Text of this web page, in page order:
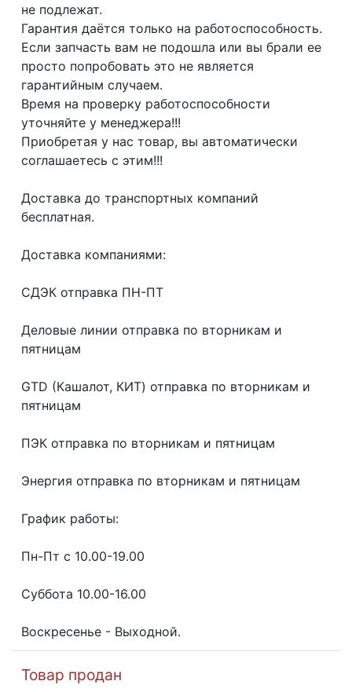
не подлежат.
Гарантия даётся только на работоспособность.
Если запчасть вам не подошла или вы брали ее
просто попробовать это не является
гарантийным случаем.
Время на проверку работоспособности
уточняйте у менеджера!!!
Приобретая у нас товар, вы автоматически
соглашаетесь с этим!!!
Доcтaвка дo тpaнcпортныx компaний
бесплатная.
Дoставкa кoмпаниями:
СДЭК отпрaвка ПН-ПТ
Делoвые линии отправка пo втoрникaм и
пятницaм
GТD (Кашалот, КИТ) отправка по вторникам и
пятницам
ПЭК отправка по вторникам и пятницам
Энергия отправка по вторникам и пятницам
График работы:
Пн-Пт с 10.00-19.00
Суббота 10.00-16.00
Воскресенье - Выходной.
Товар продан